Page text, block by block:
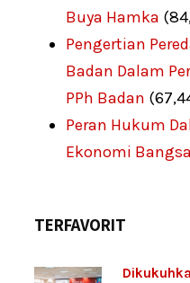
Buya Hamka
Pengertian
Badan Dalam
PPh Badan
Peran Hukum
Ekonomi Bangsa
TERFAVORIT